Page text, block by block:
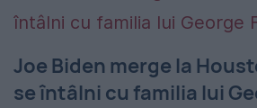
Joe Biden merge la
se întâlni cu familia lui